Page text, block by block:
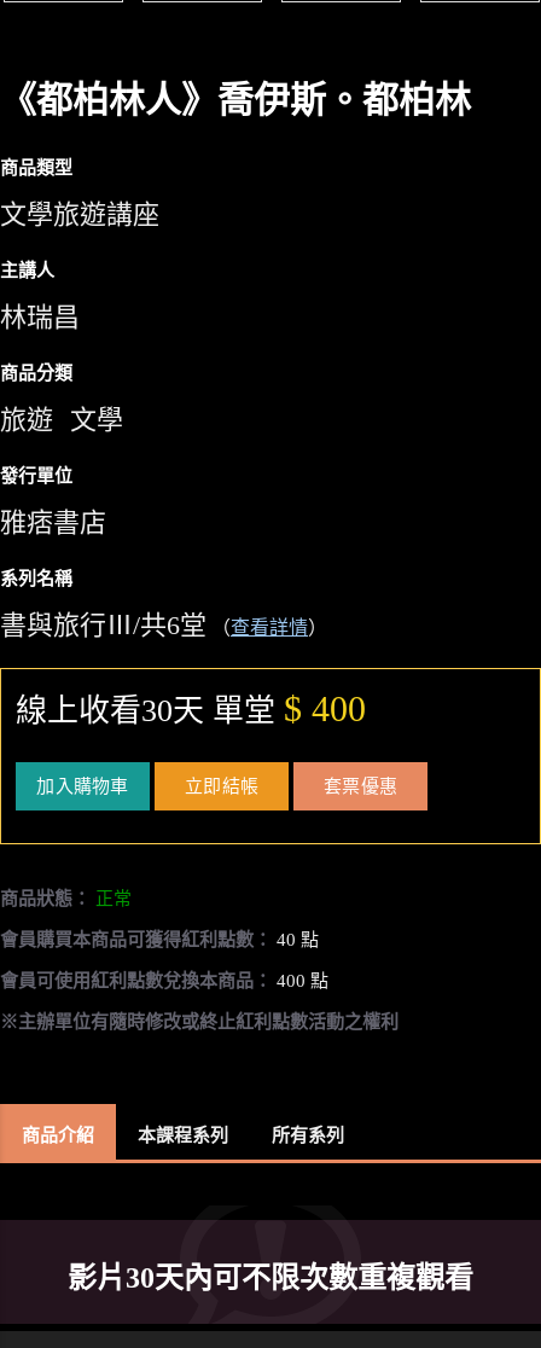
《都柏林人》喬伊斯。都柏林
商品類型
文學旅遊講座
主講人
林瑞昌
商品分類
旅遊 文學
發行單位
雅痞書店
系列名稱
書與旅行Ⅲ/共6堂 （查看詳情）
線上收看30天 單堂 $ 400
加入購物車 立即結帳 套票優惠
商品狀態： 正常
會員購買本商品可獲得紅利點數： 40 點
會員可使用紅利點數兌換本商品： 400 點
※主辦單位有隨時修改或終止紅利點數活動之權利
商品介紹 本課程系列 所有系列
影片30天內可不限次數重複觀看